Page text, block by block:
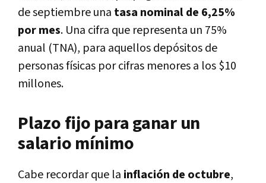
de septiembre una tasa nominal de 6,25%
por mes. Una cifra que representa un 75%
anual (TNA), para aquellos depósitos de
personas físicas por cifras menores a los $10
millones.
Plazo fijo para ganar un
salario mínimo
Cabe recordar que la inflación de octubre,